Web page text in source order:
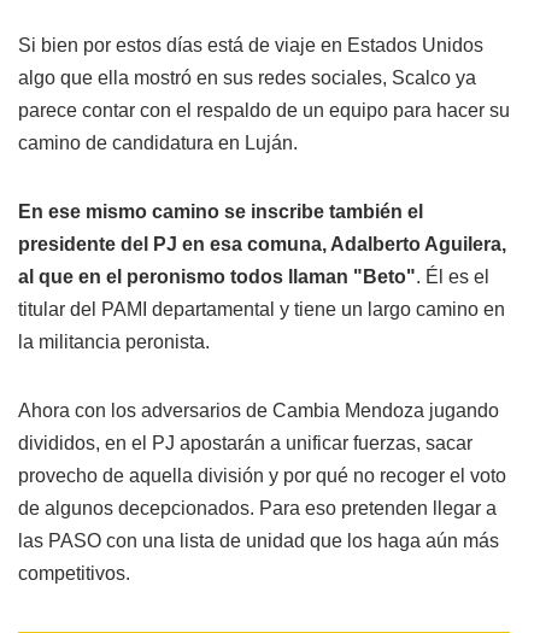
Si bien por estos días está de viaje en Estados Unidos
algo que ella mostró en sus redes sociales, Scalco ya
parece contar con el respaldo de un equipo para hacer su
camino de candidatura en Luján.
En ese mismo camino se inscribe también el
presidente del PJ en esa comuna, Adalberto Aguilera,
al que en el peronismo todos llaman "Beto". Él es el
titular del PAMI departamental y tiene un largo camino en
la militancia peronista.
Ahora con los adversarios de Cambia Mendoza jugando
divididos, en el PJ apostarán a unificar fuerzas, sacar
provecho de aquella división y por qué no recoger el voto
de algunos decepcionados. Para eso pretenden llegar a
las PASO con una lista de unidad que los haga aún más
competitivos.